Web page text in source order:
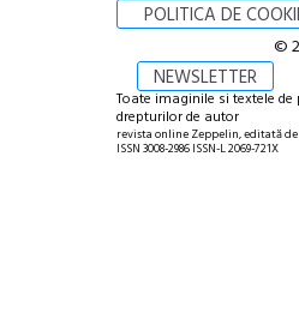
POLITICA DE
NEWSLETTER
©
Toate imaginile si textele
drepturilor de autor
revista online Zeppelin, editată
ISSN 3008-2986 ISSN-L 2069-721X